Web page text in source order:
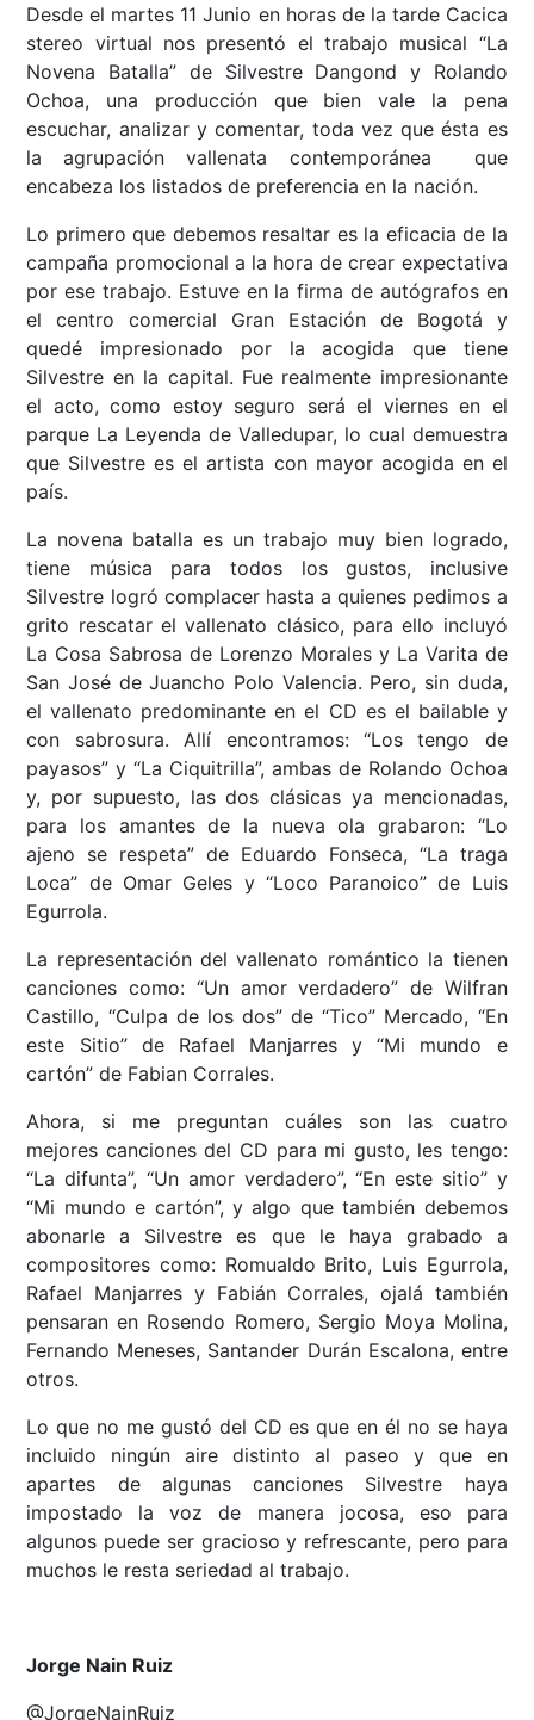
Desde el martes 11 Junio en horas de la tarde Cacica
stereo virtual nos presentó el trabajo musical “La
Novena Batalla” de Silvestre Dangond y Rolando
Ochoa, una producción que bien vale la pena
escuchar, analizar y comentar, toda vez que ésta es
la agrupación vallenata contemporánea que
encabeza los listados de preferencia en la nación.
Lo primero que debemos resaltar es la eficacia de la
campaña promocional a la hora de crear expectativa
por ese trabajo. Estuve en la firma de autógrafos en
el centro comercial Gran Estación de Bogotá y
quedé impresionado por la acogida que tiene
Silvestre en la capital. Fue realmente impresionante
el acto, como estoy seguro será el viernes en el
parque La Leyenda de Valledupar, lo cual demuestra
que Silvestre es el artista con mayor acogida en el
país.
La novena batalla es un trabajo muy bien logrado,
tiene música para todos los gustos, inclusive
Silvestre logró complacer hasta a quienes pedimos a
grito rescatar el vallenato clásico, para ello incluyó
La Cosa Sabrosa de Lorenzo Morales y La Varita de
San José de Juancho Polo Valencia. Pero, sin duda,
el vallenato predominante en el CD es el bailable y
con sabrosura. Allí encontramos: “Los tengo de
payasos” y “La Ciquitrilla”, ambas de Rolando Ochoa
y, por supuesto, las dos clásicas ya mencionadas,
para los amantes de la nueva ola grabaron: “Lo
ajeno se respeta” de Eduardo Fonseca, “La traga
Loca” de Omar Geles y “Loco Paranoico” de Luis
Egurrola.
La representación del vallenato romántico la tienen
canciones como: “Un amor verdadero” de Wilfran
Castillo, “Culpa de los dos” de “Tico” Mercado, “En
este Sitio” de Rafael Manjarres y “Mi mundo e
cartón” de Fabian Corrales.
Ahora, si me preguntan cuáles son las cuatro
mejores canciones del CD para mi gusto, les tengo:
“La difunta”, “Un amor verdadero”, “En este sitio” y
“Mi mundo e cartón”, y algo que también debemos
abonarle a Silvestre es que le haya grabado a
compositores como: Romualdo Brito, Luis Egurrola,
Rafael Manjarres y Fabián Corrales, ojalá también
pensaran en Rosendo Romero, Sergio Moya Molina,
Fernando Meneses, Santander Durán Escalona, entre
otros.
Lo que no me gustó del CD es que en él no se haya
incluido ningún aire distinto al paseo y que en
apartes de algunas canciones Silvestre haya
impostado la voz de manera jocosa, eso para
algunos puede ser gracioso y refrescante, pero para
muchos le resta seriedad al trabajo.
Jorge Nain Ruiz
@JorgeNainRuiz